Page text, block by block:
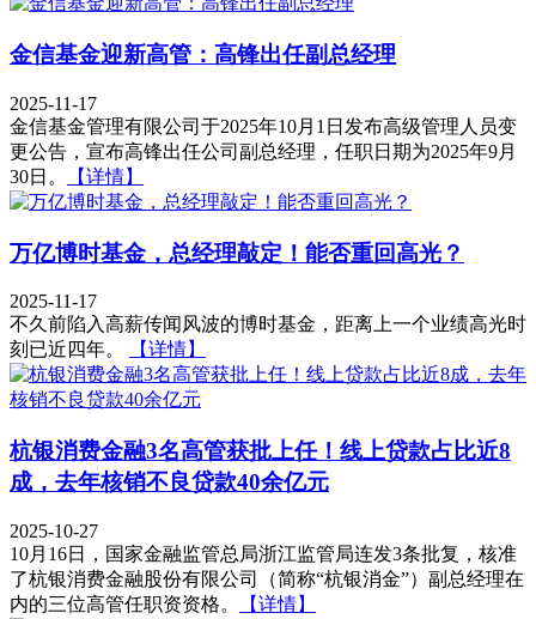
金信基金迎新高管：高锋出任副总经理
2025-11-17
金信基金管理有限公司于2025年10月1日发布高级管理人员变
更公告，宣布高锋出任公司副总经理，任职日期为2025年9月
30日。
【详情】
万亿博时基金，总经理敲定！能否重回高光？
2025-11-17
不久前陷入高薪传闻风波的博时基金，距离上一个业绩高光时
刻已近四年。
【详情】
杭银消费金融3名高管获批上任！线上贷款占比近8
成，去年核销不良贷款40余亿元
2025-10-27
10月16日，国家金融监管总局浙江监管局连发3条批复，核准
了杭银消费金融股份有限公司（简称“杭银消金”）副总经理在
内的三位高管任职资资格。
【详情】